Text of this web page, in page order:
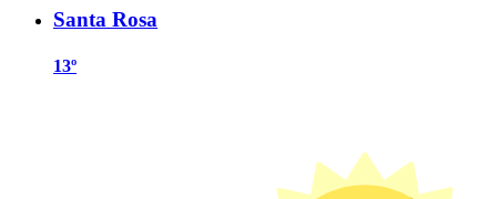
Santa Rosa
13º